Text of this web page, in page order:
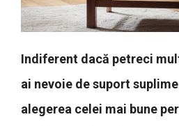
Indiferent dacă petreci
ai nevoie de suport
alegerea celei mai bune